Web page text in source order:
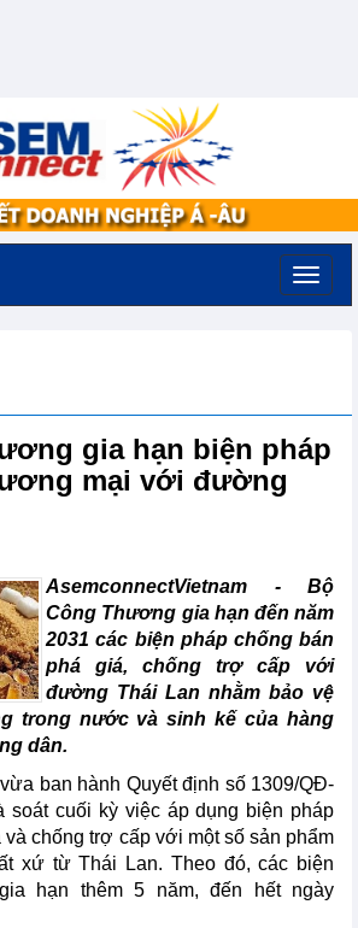
gia hạn biện pháp
mại với đường
AsemconnectVietnam - Bộ
Công Thương gia hạn đến năm
2031 các biện pháp chống bán
phá giá, chống trợ cấp với
đường Thái Lan nhằm bảo vệ
trong nước và sinh kế của hàng
dân.
ban hành Quyết định số 1309/QĐ-
soát cuối kỳ việc áp dụng biện pháp
chống trợ cấp với một số sản phẩm
xứ từ Thái Lan. Theo đó, các biện
hạn thêm 5 năm, đến hết ngày